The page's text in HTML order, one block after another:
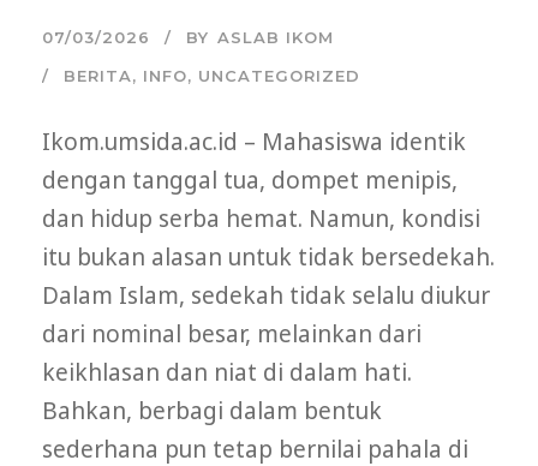
07/03/2026 BY ASLAB IKOM
BERITA, INFO, UNCATEGORIZED
Ikom.umsida.ac.id – Mahasiswa identik
dengan tanggal tua, dompet menipis,
dan hidup serba hemat. Namun, kondisi
itu bukan alasan untuk tidak bersedekah.
Dalam Islam, sedekah tidak selalu diukur
dari nominal besar, melainkan dari
keikhlasan dan niat di dalam hati.
Bahkan, berbagi dalam bentuk
sederhana pun tetap bernilai pahala di